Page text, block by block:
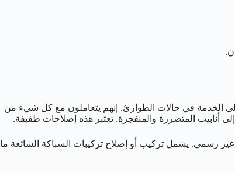
الخدمة في حالات الطوارئ. إنهم يتعاملون مع كل شيء من
أنابيب المتضررة والمنفجرة. تعتبر هذه إصلاحات طفيفة.
رسمي. يشمل تركيب أو إصلاح تركيبات السباكة الشائعة ما